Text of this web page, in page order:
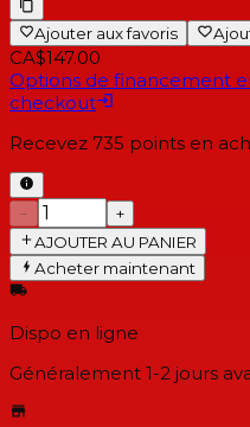
Ajouter aux favoris
CA$147.00
Options de financement
checkout
Recevez 735 points en
−
+
AJOUTER AU PANIER
Acheter maintenant
Dispo en ligne
Généralement 1-2 jours